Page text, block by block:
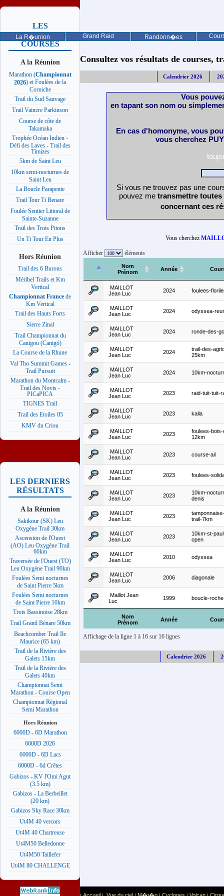
La R�union Grand Raid Randonn�es
LES
PROCHAINES
COURSES
A la Réunion
Marathon (Championnat
2026) et Foulées de la
Corniche
Trail du Sud Sauvage
Trail Vaincre Parkinson
Course de côte de
Takamaka
Trophée Océan Indien -
Défi des Laves - Trail des
Timizes
5km de Saint Leu
10km semi-nocturnes de
Saint Leu
La Boucle Parapente
Trail Tour Ti Benare
Foulée Sentier Littoral de
Sainte-Suzanne
Trail des Trois Pitons
Un Ti Tour En Plus
Hors Réunion
Trail des 6 Burons
Méribel Trails et Km
Vertical
Championnat France de
Km Vertical
Trail des Hauts Forts
Sierre Zinal
Trail Championnat du
Canigou (Canigó)
La Course de la Rhune
Val Tho Summit Games -
Trail Pursuit
Marathon du Montcalm -
Trail des Novis -
PICaPICA
TIGNES Trail
Trail des Etoiles 05
KMV du Criou
LES DERNIERS
RÉSULTATS
A la Réunion
Sakikour (SK) Leu
Oxygène Trail 30km
Ascension de l'Ouest
(AO) Leu Oxygène Trail
60km
Traversée de l'Ouest (TO)
Leu Oxygène Trail 90km
Foulées Semi nocturnes
de Saint Pierre 5km
Foulées Semi nocturnes
de Saint Pierre 10km
Trois Bassinoise 28km
Trail Grand Bénare 50km
Beachcomber Trail Ile
Maurice (65 km)
Trail de la Rivière des
Galets 15km
Trail de la Rivière des
Galets 40km
Championnat Semi
Marathon - Course Open
Championnat Régional
Semi Marathon
Hors Réunion
6000D - 6D Marathon
6000D 2026
6000D - 6D Lacs
6000D - 6d Crêtes
Gabizos - KV l'Omi Agut
(3.5 km)
Gabizos - La Berbeillet
(20 km)
Gabizos Sky Race 30km
Ut4M 40 vercors
Ut4M 40 Chartreuse
Ut4M50 Belledonne
Ut4M50 Taillefer
Ut4M 80 CHALLENGE
Consultez vos résultats de courses,
Calendrier 2026
Vous
en tapant son nom ou
En cas d'homonyme, vous
vous cherchez
Si vous ne trouvez pas une
pouvez me transmettre
concernant ces
Vous cherchez
Afficher éléments
Nom
Prénom
Année
Nom
Prénom
Année
MAILLOT
Jean Luc
2024 foulees-
MAILLOT
Jean Luc
2024 odyssea-
MAILLOT
Jean Luc
2024 ronde-des-
MAILLOT
Jean Luc
2024
trail-des-
25km
MAILLOT
Jean Luc
2024 10km-
MAILLOT
Jean Luc
2023 raid-tuit-tuit-
MAILLOT
Jean Luc
2023 kalla
MAILLOT
Jean Luc
2023
foulees-
12km
MAILLOT
Jean Luc
2023 course-ail
MAILLOT
Jean Luc
2023 foulees-
MAILLOT
Jean Luc
2023
10km-
denis
MAILLOT
Jean Luc
2023
trail-7km
MAILLOT
Jean Luc
2023
10km-st-
open
MAILLOT
Jean Luc
2010 odyssea
MAILLOT
Jean Luc
2006 diagonale
Maillot Jean
Luc
1999 boucle-
Affichage de la ligne 1 à 16 sur 16 lignes
Calendrier 2026